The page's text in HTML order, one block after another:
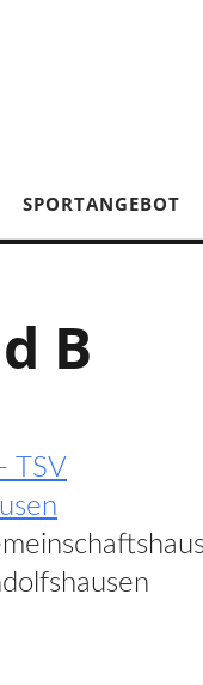
SPORTANGEBOT
B
TSV